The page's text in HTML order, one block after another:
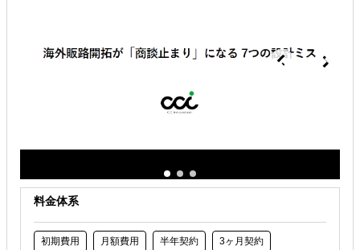
許認可や規制調査など輸出／販売の準備をしたい
料金体系
初期費用 月額費用 半年契約 3ヶ月契約